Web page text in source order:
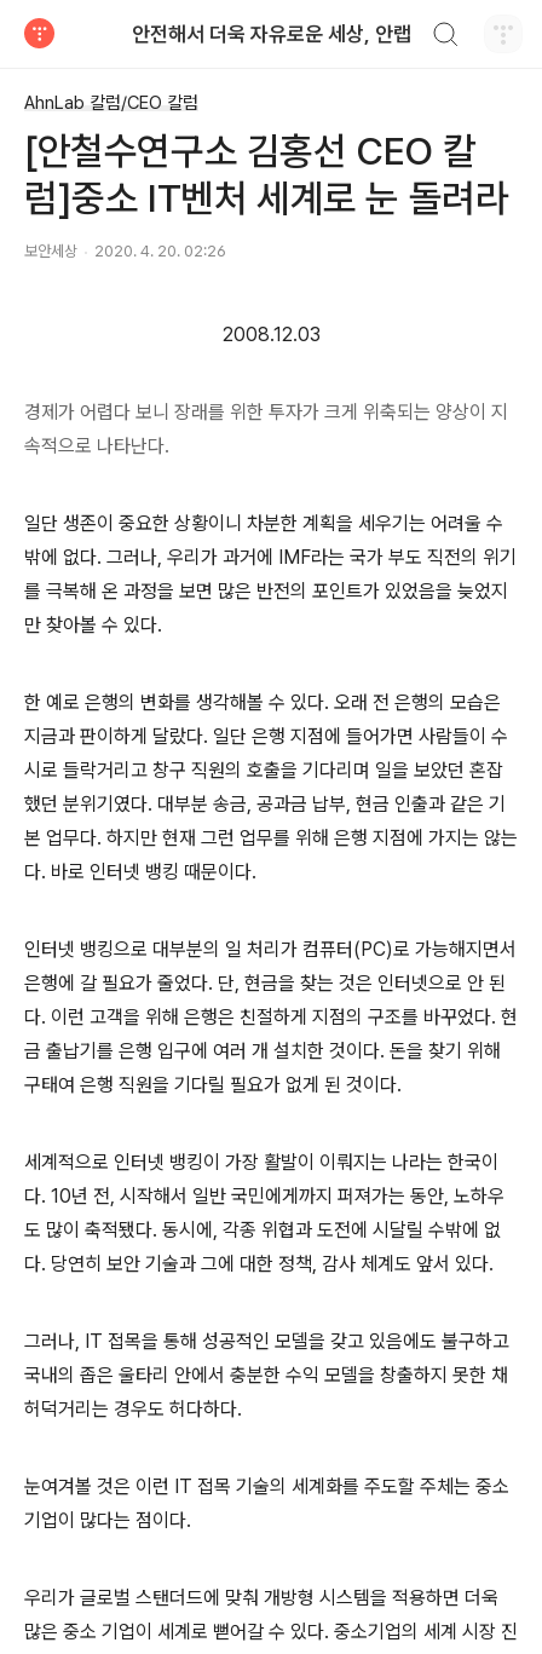
안전해서 더욱 자유로운 세상, 안랩
AhnLab 칼럼/CEO 칼럼
[안철수연구소 김홍선 CEO 칼
럼]중소 IT벤처 세계로 눈 돌려라
보안세상 2020. 4. 20. 02:26
2008.12.03
경제가 어렵다 보니 장래를 위한 투자가 크게 위축되는 양상이 지
속적으로 나타난다.
일단 생존이 중요한 상황이니 차분한 계획을 세우기는 어려울 수
밖에 없다. 그러나, 우리가 과거에 IMF라는 국가 부도 직전의 위기
를 극복해 온 과정을 보면 많은 반전의 포인트가 있었음을 늦었지
만 찾아볼 수 있다.
한 예로 은행의 변화를 생각해볼 수 있다. 오래 전 은행의 모습은
지금과 판이하게 달랐다. 일단 은행 지점에 들어가면 사람들이 수
시로 들락거리고 창구 직원의 호출을 기다리며 일을 보았던 혼잡
했던 분위기였다. 대부분 송금, 공과금 납부, 현금 인출과 같은 기
본 업무다. 하지만 현재 그런 업무를 위해 은행 지점에 가지는 않는
다. 바로 인터넷 뱅킹 때문이다.
인터넷 뱅킹으로 대부분의 일 처리가 컴퓨터(PC)로 가능해지면서
은행에 갈 필요가 줄었다. 단, 현금을 찾는 것은 인터넷으로 안 된
다. 이런 고객을 위해 은행은 친절하게 지점의 구조를 바꾸었다. 현
금 출납기를 은행 입구에 여러 개 설치한 것이다. 돈을 찾기 위해
구태여 은행 직원을 기다릴 필요가 없게 된 것이다.
세계적으로 인터넷 뱅킹이 가장 활발이 이뤄지는 나라는 한국이
다. 10년 전, 시작해서 일반 국민에게까지 퍼져가는 동안, 노하우
도 많이 축적됐다. 동시에, 각종 위협과 도전에 시달릴 수밖에 없
다. 당연히 보안 기술과 그에 대한 정책, 감사 체계도 앞서 있다.
그러나, IT 접목을 통해 성공적인 모델을 갖고 있음에도 불구하고
국내의 좁은 울타리 안에서 충분한 수익 모델을 창출하지 못한 채
허덕거리는 경우도 허다하다.
눈여겨볼 것은 이런 IT 접목 기술의 세계화를 주도할 주체는 중소
기업이 많다는 점이다.
우리가 글로벌 스탠더드에 맞춰 개방형 시스템을 적용하면 더욱
많은 중소 기업이 세계로 뻗어갈 수 있다. 중소기업의 세계 시장 진